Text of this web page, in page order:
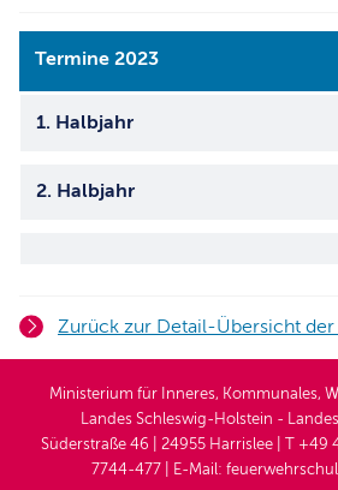
Termine 2023
1. Halbjahr
2. Halbjahr
Zurück zur Detail-Übersicht der
Ministerium für Inneres, Kommunales,
Landes Schleswig-Holstein -
Süderstraße 46 | 24955 Harrislee | T +49
7744-477 | E-Mail: